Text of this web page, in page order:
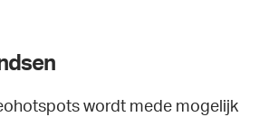
wordt mede mogelijk